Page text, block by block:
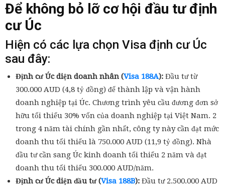
Để không bỏ lỡ cơ hội đầu tư định
cư Úc
Hiện có các lựa chọn Visa định cư Úc
sau đây:
Định cư Úc diện doanh nhân (Visa 188A): Đầu tư từ
300.000 AUD (4,8 tỷ đồng) để thành lập và vận hành
doanh nghiệp tại Úc. Chương trình yêu cầu đương đơn sở
hữu tối thiểu 30% vốn của doanh nghiệp tại Việt Nam. 2
trong 4 năm tài chính gần nhất, công ty này cần đạt mức
doanh thu tối thiểu là 750.000 AUD (11,9 tỷ đồng). Nhà
đầu tư cần sang Úc kinh doanh tối thiểu 2 năm và đạt
doanh thu tối thiểu 300.000 AUD/năm.
Định cư Úc diện đầu tư (Visa 188B): Đầu tư 2.500.000 AUD